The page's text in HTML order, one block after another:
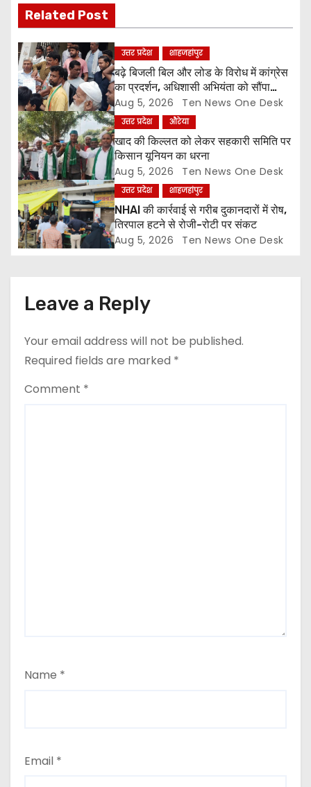
i
g
a
t
i
o
n
Related Post
उत्तर प्रदेश शाहजहांपुर
बढ़े बिजली बिल और लोड के विरोध में कांग्रेस
का प्रदर्शन, अधिशासी अभियंता को सौंपा
ज्ञापन
Aug 5, 2026 Ten News One Desk
उत्तर प्रदेश औरेया
खाद की किल्लत को लेकर सहकारी समिति पर
किसान यूनियन का धरना
Aug 5, 2026 Ten News One Desk
उत्तर प्रदेश शाहजहांपुर
NHAI की कार्रवाई से गरीब दुकानदारों में रोष,
तिरपाल हटने से रोजी-रोटी पर संकट
Aug 5, 2026 Ten News One Desk
Leave a Reply
Your email address will not be published.
Required fields are marked *
Comment *
Name *
Email *